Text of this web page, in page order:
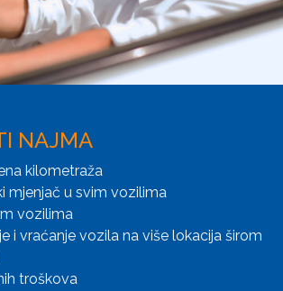
NAJMA
kilometraža
mjenjač u svim vozilima
vozilima
i vraćanje vozila na više lokacija širom
troškova